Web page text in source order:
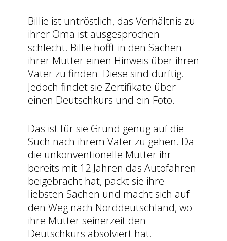
Billie ist untröstlich, das Verhältnis zu
ihrer Oma ist ausgesprochen
schlecht. Billie hofft in den Sachen
ihrer Mutter einen Hinweis über ihren
Vater zu finden. Diese sind dürftig.
Jedoch findet sie Zertifikate über
einen Deutschkurs und ein Foto.
Das ist für sie Grund genug auf die
Such nach ihrem Vater zu gehen. Da
die unkonventionelle Mutter ihr
bereits mit 12 Jahren das Autofahren
beigebracht hat, packt sie ihre
liebsten Sachen und macht sich auf
den Weg nach Norddeutschland, wo
ihre Mutter seinerzeit den
Deutschkurs absolviert hat.